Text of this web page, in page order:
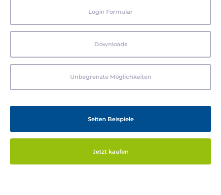
Login Formular
Downloads
Unbegrenzte Möglichkeiten
Seiten Beispiele
Jetzt kaufen